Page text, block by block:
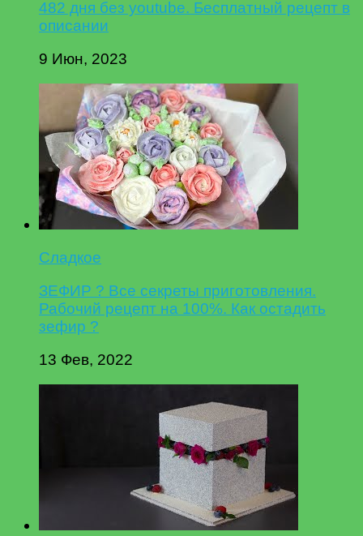
482 дня без youtube. Бесплатный рецепт в
описании
9 Июн, 2023
Сладкое
ЗЕФИР ? Все секреты приготовления.
Рабочий рецепт на 100%. Как остадить
зефир ?
13 Фев, 2022